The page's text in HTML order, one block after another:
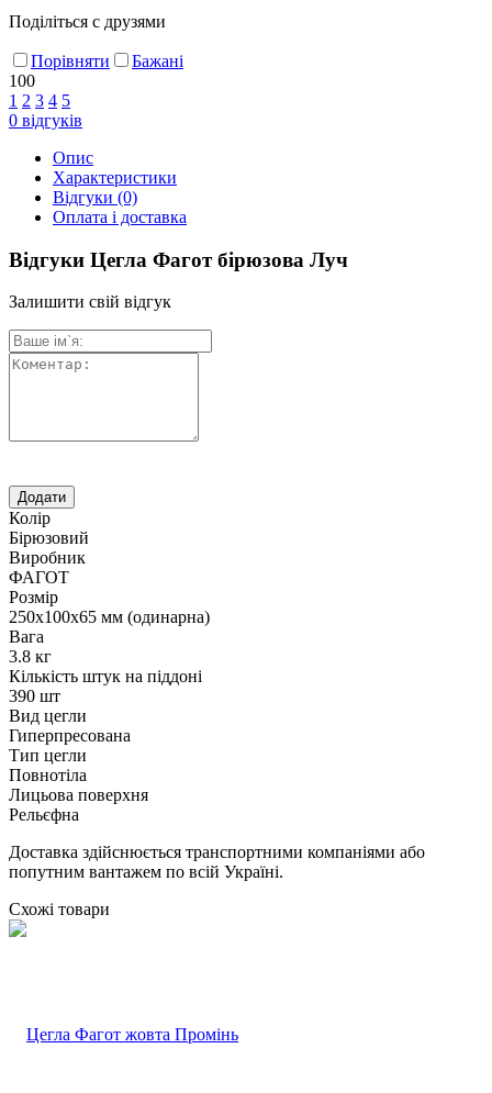
Поділіться с друзями
Порівняти
Бажані
100
1 2 3 4 5
0 відгуків
Опис
Характеристики
Відгуки (0)
Оплата і доставка
Відгуки Цегла Фагот бірюзова Луч
Залишити свій відгук
Колір
Бірюзовий
Виробник
ФАГОТ
Розмір
250х100х65 мм (одинарна)
Вага
3.8 кг
Кількість штук на піддоні
390 шт
Вид цегли
Гиперпресована
Тип цегли
Повнотіла
Лицьова поверхня
Рельєфна
Доставка здійснюється транспортними компаніями або
попутним вантажем по всій Україні.
Схожі товари